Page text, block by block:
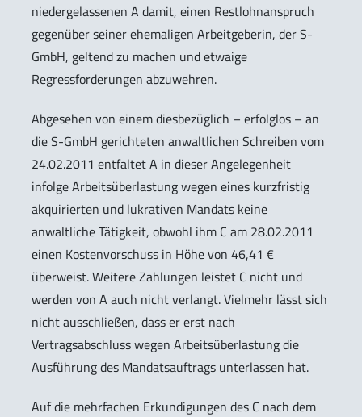
niedergelassenen A damit, einen Restlohnanspruch
gegenüber seiner ehemaligen Arbeitgeberin, der S-
GmbH, geltend zu machen und etwaige
Regressforderungen abzuwehren.
Abgesehen von einem diesbezüglich – erfolglos – an
die S-GmbH gerichteten anwaltlichen Schreiben vom
24.02.2011 entfaltet A in dieser Angelegenheit
infolge Arbeitsüberlastung wegen eines kurzfristig
akquirierten und lukrativen Mandats keine
anwaltliche Tätigkeit, obwohl ihm C am 28.02.2011
einen Kostenvorschuss in Höhe von 46,41 €
überweist. Weitere Zahlungen leistet C nicht und
werden von A auch nicht verlangt. Vielmehr lässt sich
nicht ausschließen, dass er erst nach
Vertragsabschluss wegen Arbeitsüberlastung die
Ausführung des Mandatsauftrags unterlassen hat.
Auf die mehrfachen Erkundigungen des C nach dem